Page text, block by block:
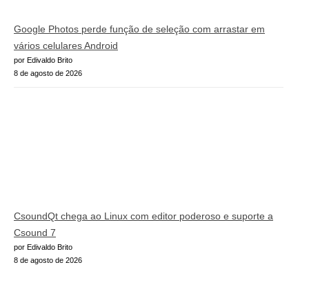
Google Photos perde função de seleção com arrastar em
vários celulares Android
por Edivaldo Brito
8 de agosto de 2026
CsoundQt chega ao Linux com editor poderoso e suporte a
Csound 7
por Edivaldo Brito
8 de agosto de 2026